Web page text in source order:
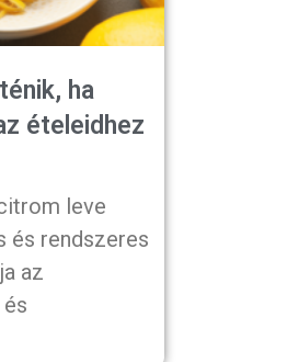
ha
ételeidhez
leve
és rendszeres
az